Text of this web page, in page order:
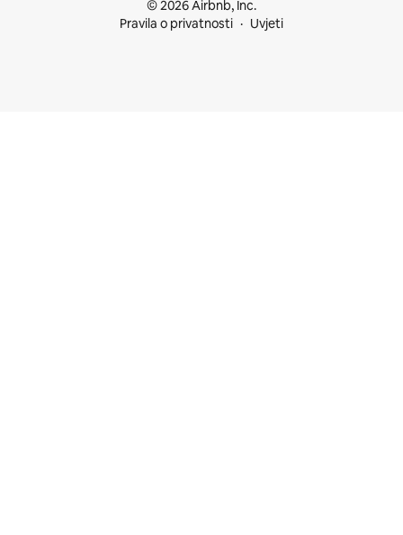
© 2026 Airbnb, Inc.
Pravila o privatnosti
Uvjeti